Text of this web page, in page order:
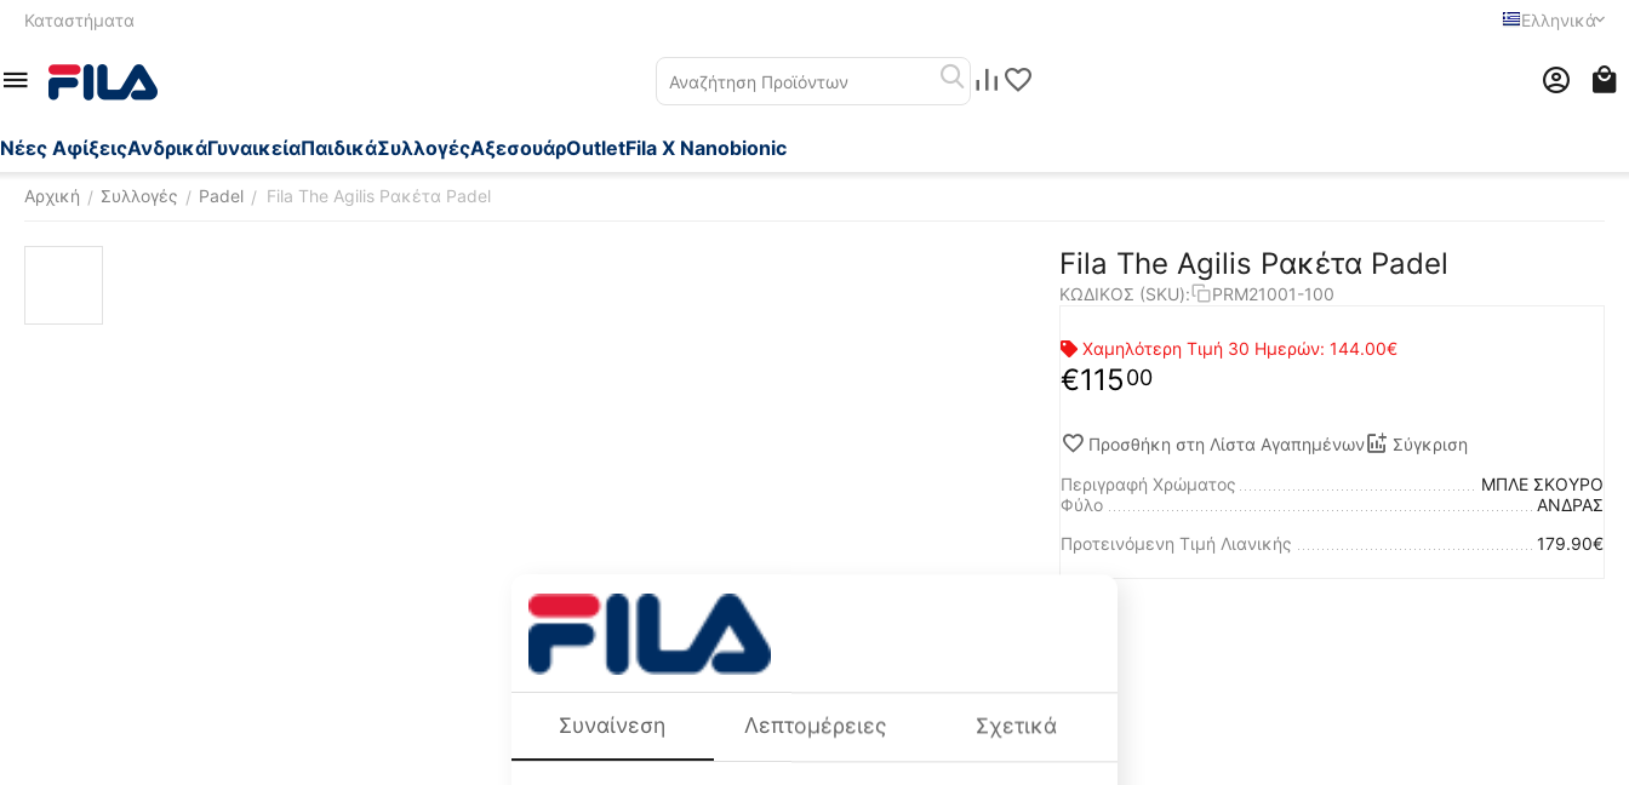
Ελληνικά
Καταστήματα
Nέες ΑφίξειςΑνδρικάΓυναικείαΠαιδικάΣυλλογέςΑξεσουάρOutletFila X Nanobionic
Αρχική / Συλλογές / Padel / Fila The Agilis Ρακέτα Padel
Fila The Agilis Ρακέτα Padel
ΚΩΔΙΚΟΣ (SKU): PRM21001-100
Χαμηλότερη Τιμή 30 Ημερών: 144.00€
€11500
Προσθήκη στη Λίστα Αγαπημένων
Σύγκριση
Περιγραφή Χρώματος
ΜΠΛΕ ΣΚΟΥΡΟ
Φύλο
ΑΝΔΡΑΣ
Προτεινόμενη Τιμή Λιανικής
179.90€
Συναίνεση Λεπτομέρειες Σχετικά